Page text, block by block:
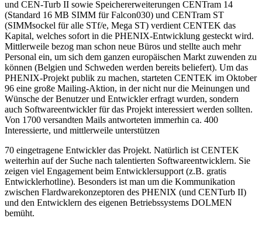
und CEN-Turb II sowie Speichererweiterungen CENTram 14
(Standard 16 MB SIMM für Falcon030) und CENTram ST
(SIMMsockel für alle STf/e, Mega ST) verdient CENTEK das
Kapital, welches sofort in die PHENIX-Entwicklung gesteckt wird.
Mittlerweile bezog man schon neue Büros und stellte auch mehr
Personal ein, um sich dem ganzen europäischen Markt zuwenden zu
können (Belgien und Schweden werden bereits beliefert). Um das
PHENIX-Projekt publik zu machen, starteten CENTEK im Oktober
96 eine große Mailing-Aktion, in der nicht nur die Meinungen und
Wünsche der Benutzer und Entwickler erfragt wurden, sondern
auch Softwareentwickler für das Projekt interessiert werden sollten.
Von 1700 versandten Mails antworteten immerhin ca. 400
Interessierte, und mittlerweile unterstützen
70 eingetragene Entwickler das Projekt. Natürlich ist CENTEK
weiterhin auf der Suche nach talentierten Softwareentwicklern. Sie
zeigen viel Engagement beim Entwicklersupport (z.B. gratis
Entwicklerhotline). Besonders ist man um die Kommunikation
zwischen Flardwarekonzeptoren des PHENIX (und CENTurb II)
und den Entwicklern des eigenen Betriebssystems DOLMEN
bemüht.